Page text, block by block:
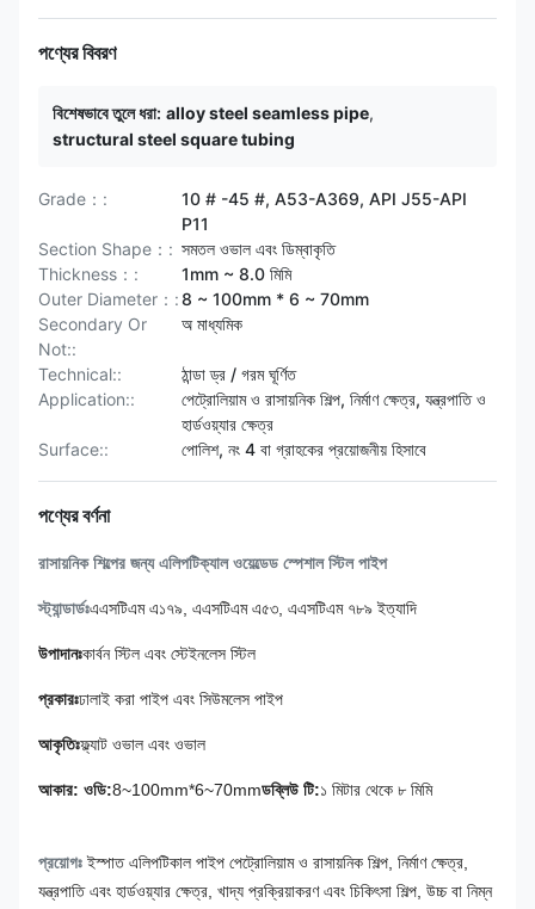
পণ্যের বিবরণ
বিশেষভাবে তুলে ধরা: alloy steel seamless pipe,
structural steel square tubing
Grade：:
10 # -45 #, A53-A369, API J55-API
P11
Section Shape：: সমতল ওভাল এবং ডিম্বাকৃতি
Thickness：:
1mm ~ 8.0 মিমি
Outer Diameter：:8 ~ 100mm * 6 ~ 70mm
Secondary Or
Not::
অ মাধ্যমিক
Technical::
ঠান্ডা ড্র / গরম ঘূর্ণিত
Application::
পেট্রোলিয়াম ও রাসায়নিক শিল্প, নির্মাণ ক্ষেত্র, যন্ত্রপাতি ও
হার্ডওয়্যার ক্ষেত্র
Surface::
পোলিশ, নং 4 বা গ্রাহকের প্রয়োজনীয় হিসাবে
পণ্যের বর্ণনা
রাসায়নিক শিল্পের জন্য এলিপটিক্যাল ওয়েল্ডেড স্পেশাল স্টিল পাইপ
স্ট্যান্ডার্ডঃএএসটিএম এ১৭৯, এএসটিএম এ৫৩, এএসটিএম ৭৮৯ ইত্যাদি
উপাদানঃকার্বন স্টিল এবং স্টেইনলেস স্টিল
প্রকারঃঢালাই করা পাইপ এবং সিউমলেস পাইপ
আকৃতিঃফ্ল্যাট ওভাল এবং ওভাল
আকার: ওডি:8~100mm*6~70mmডব্লিউ টি:১ মিটার থেকে ৮ মিমি
প্রয়োগঃ ইস্পাত এলিপটিকাল পাইপ পেট্রোলিয়াম ও রাসায়নিক শিল্প, নির্মাণ ক্ষেত্র,
যন্ত্রপাতি এবং হার্ডওয়্যার ক্ষেত্র, খাদ্য প্রক্রিয়াকরণ এবং চিকিৎসা শিল্প, উচ্চ বা নিম্ন